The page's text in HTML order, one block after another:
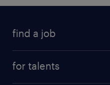
find a job
for talents